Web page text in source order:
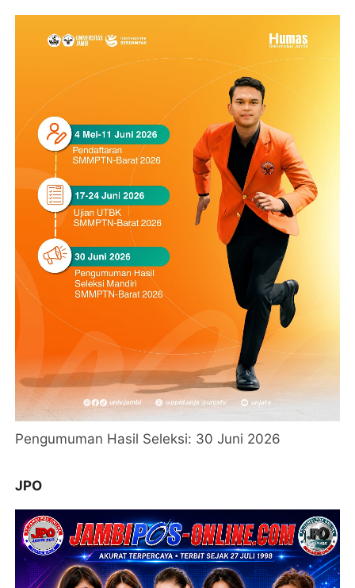
Pengumuman Hasil Seleksi: 30 Juni 2026
JPO